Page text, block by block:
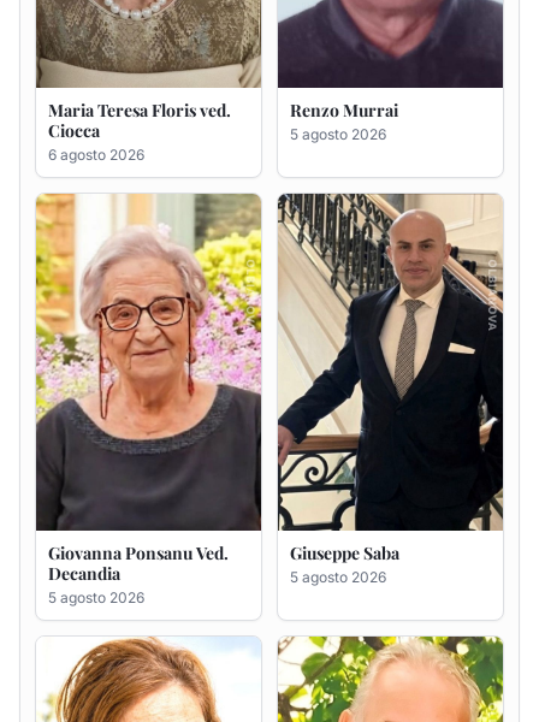
Giovanna Ponsanu Ved.
Decandia
5 agosto 2026
Giuseppe Saba
5 agosto 2026
Maria Antonietta Orrù
ved. Peddio
5 agosto 2026
Giuseppe Deiana
5 agosto 2026